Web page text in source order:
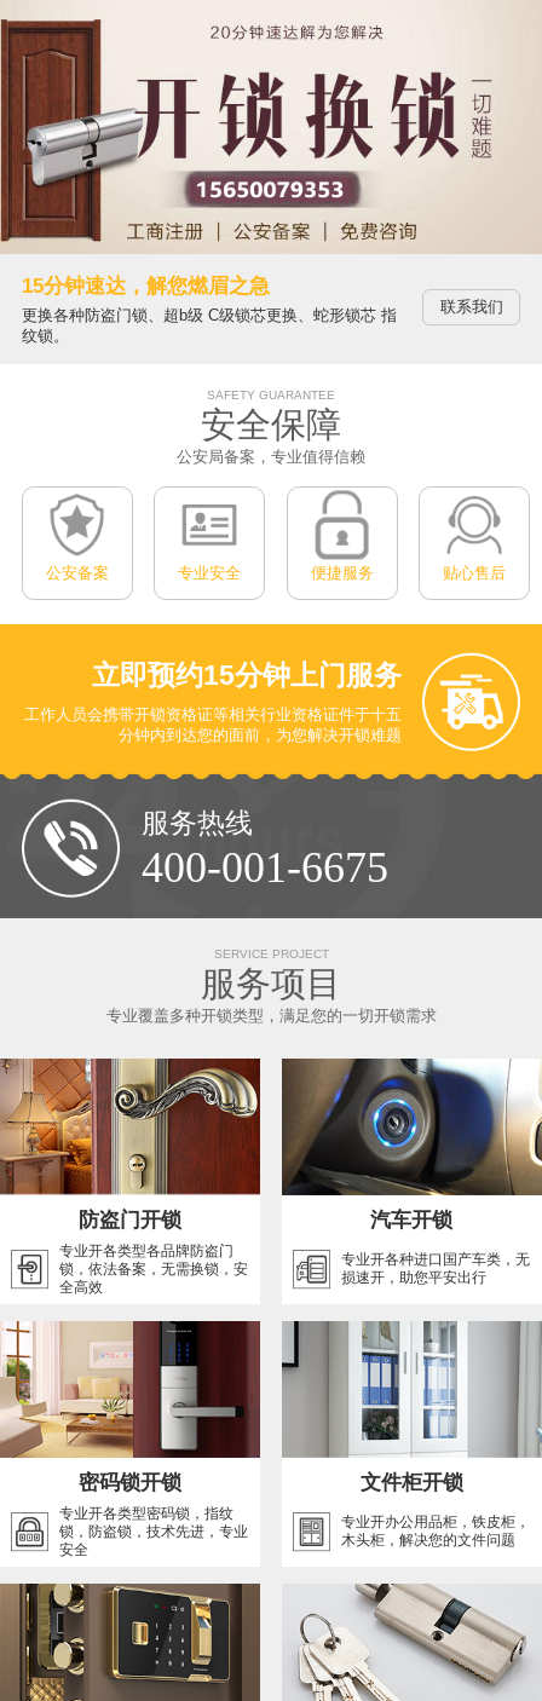
15分钟速达，解您燃眉之急
更换各种防盗门锁、超b级 C级锁芯更换、蛇形锁芯 指
纹锁。
联系我们
SAFETY GUARANTEE
安全保障
公安局备案，专业值得信赖
公安备案 专业安全 便捷服务 贴心售后
立即预约15分钟上门服务
工作人员会携带开锁资格证等相关行业资格证件于十五
分钟内到达您的面前，为您解决开锁难题
服务热线
400-001-6675
SERVICE PROJECT
服务项目
专业覆盖多种开锁类型，满足您的一切开锁需求
防盗门开锁
专业开各类型各品牌防盗门
锁，依法备案，无需换锁，安
全高效
汽车开锁
专业开各种进口国产车类，无
损速开，助您平安出行
密码锁开锁
专业开各类型密码锁，指纹
锁，防盗锁，技术先进，专业
安全
文件柜开锁
专业开办公用品柜，铁皮柜，
木头柜，解决您的文件问题